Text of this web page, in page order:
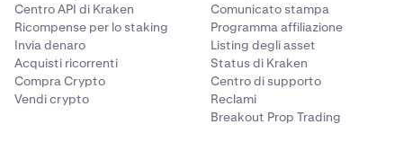
Centro API di Kraken
Ricompense per lo staking
Invia denaro
Acquisti ricorrenti
Compra Crypto
Vendi crypto
Comunicato stampa
Programma affiliazione
Listing degli asset
Status di Kraken
Centro di supporto
Reclami
Breakout Prop Trading